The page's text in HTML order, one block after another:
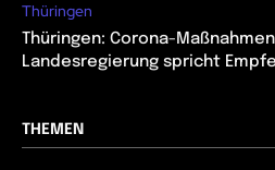
Thüringen
Thüringen: Corona-
Landesregierung spricht
THEMEN